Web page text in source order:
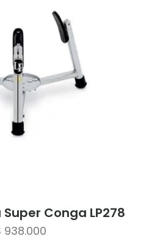
Super Conga LP278
938.000